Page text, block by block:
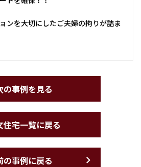
ンを大切にしたご夫婦の拘りが詰ま
の事例を見る
住宅一覧に戻る
の事例に戻る